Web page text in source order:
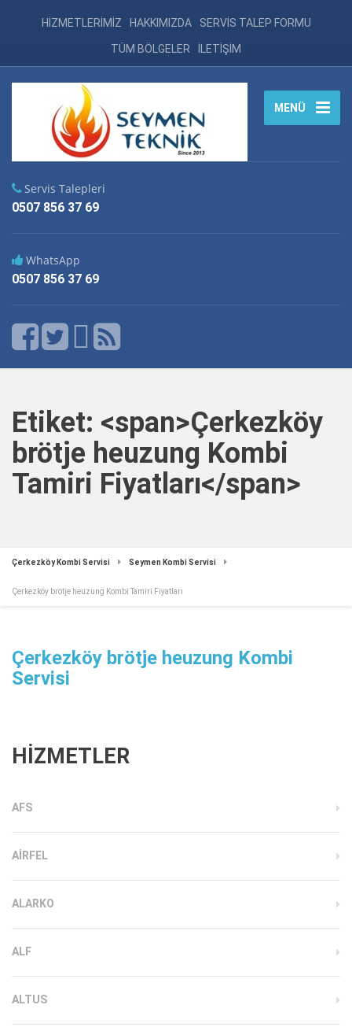
HİZMETLERİMİZ HAKKIMIZDA SERVİS TALEP FORMU
TÜM BÖLGELER İLETİŞİM
MENÜ
Servis Talepleri
0507 856 37 69
WhatsApp
0507 856 37 69
Etiket: <span>Çerkezköy
brötje heuzung Kombi
Tamiri Fiyatları</span>
Çerkezköy Kombi Servisi Seymen Kombi Servisi
Çerkezköy brötje heuzung Kombi Tamiri Fiyatları
Çerkezköy brötje heuzung Kombi
Servisi
HİZMETLER
AFS
AIRFEL
ALARKO
ALF
ALTUS